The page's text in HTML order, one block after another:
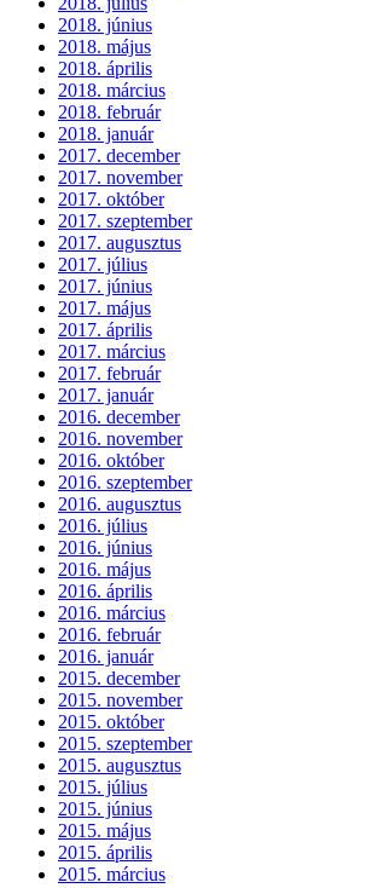
2018. június
2018. május
2018. április
2018. március
2018. február
2018. január
2017. december
2017. november
2017. október
2017. szeptember
2017. augusztus
2017. július
2017. június
2017. május
2017. április
2017. március
2017. február
2017. január
2016. december
2016. november
2016. október
2016. szeptember
2016. augusztus
2016. július
2016. június
2016. május
2016. április
2016. március
2016. február
2016. január
2015. december
2015. november
2015. október
2015. szeptember
2015. augusztus
2015. július
2015. június
2015. május
2015. április
2015. március